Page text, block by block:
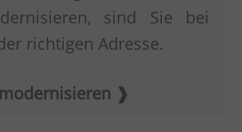
sind Sie bei
richtigen Adresse.